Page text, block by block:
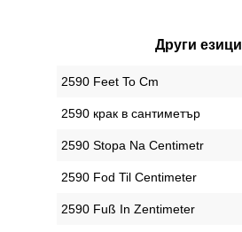
Други езици
‎2590 Feet To Cm
‎2590 крак в сантиметър
‎2590 Stopa Na Centimetr
‎2590 Fod Til Centimeter
‎2590 Fuß In Zentimeter